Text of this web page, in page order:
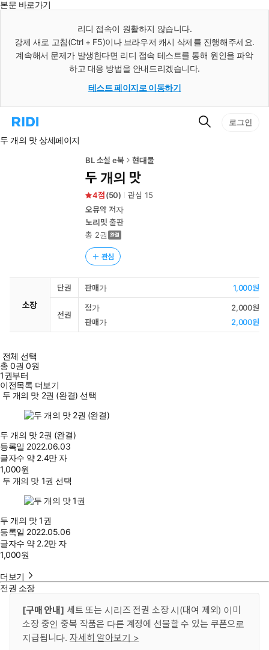
본문 바로가기
리디 접속이 원활하지 않습니다.
강제 새로 고침(Ctrl + F5)이나 브라우저 캐시 삭제를 진행해주세요.
계속해서 문제가 발생한다면 리디 접속 테스트를 통해 원인을 파악
하고 대응 방법을 안내드리겠습니다.
테스트 페이지로 이동하기
리
홈
검
로그인
두 개의 맛 상세페이지
BL 소설 e북 현대물
두 개의 맛
4 (50) 관심 15
오뮤악저자
노리밋 출판
총 2권
관심
소장
단권 판매가 1,000원
전권
정가
2,000원
판매가
2,000원
전체 선택
총0권 0원
1권부터
이전목록 더보기
두 개의 맛 2권 (완결) 선택
두 개의 맛 2권 (완결)
등록일 2022.06.03
글자수 약 2.4만 자
1,000원
두 개의 맛 1권 선택
두 개의 맛 1권
등록일 2022.05.06
글자수 약 2.2만 자
1,000원
더보기
전권 소장
[구매 안내] 세트 또는 시리즈 전권 소장 시(대여 제외) 이미
소장 중인 중복 작품은 다른 계정에 선물할 수 있는 쿠폰으로
지급됩니다. 자세히 알아보기 >